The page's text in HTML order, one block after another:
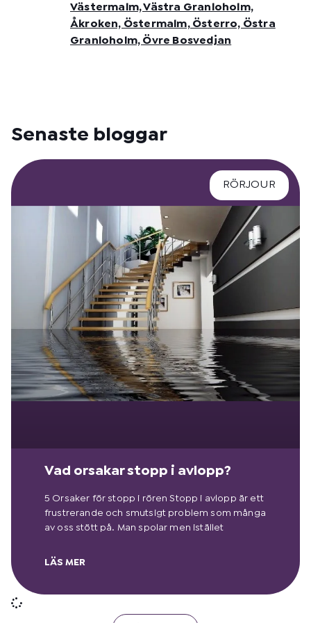
Västermalm, Västra Granloholm,
Åkroken, Östermalm, Österro, Östra
Granloholm, Övre Bosvedjan
Senaste bloggar
RÖRJOUR
Vad orsakar stopp i avlopp?
5 Orsaker för stopp i rören Stopp i avlopp är ett
frustrerande och smutsigt problem som många
av oss stött på. Man spolar men istället
LÄS MER